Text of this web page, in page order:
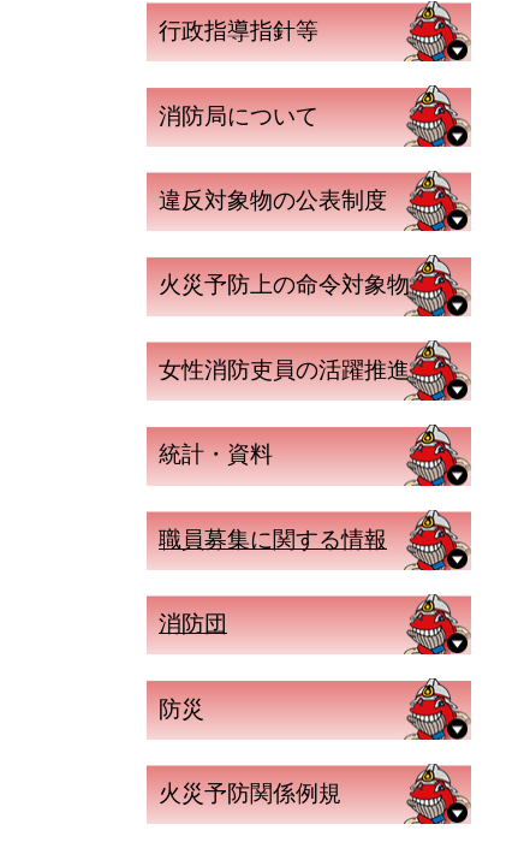
行政指導指針等
消防局について
違反対象物の公表制度
火災予防上の命令対象物
女性消防吏員の活躍推進
統計・資料
職員募集に関する情報
消防団
防災
火災予防関係例規